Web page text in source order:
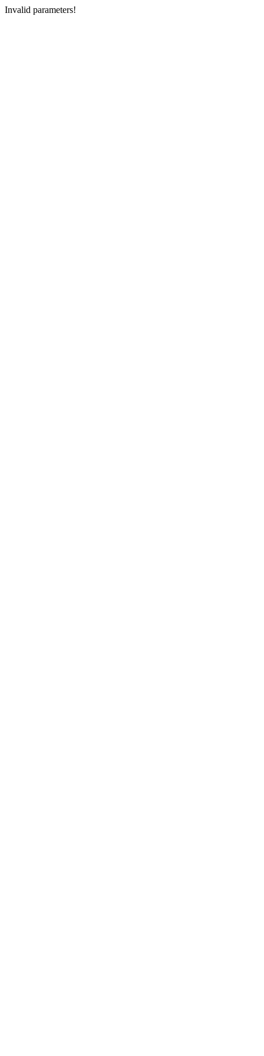
Invalid parameters!